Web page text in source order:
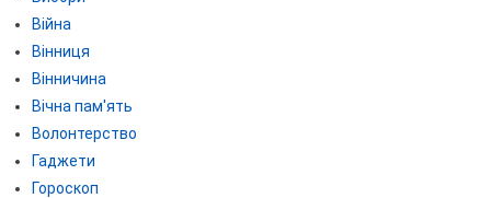
Війна
Вінниця
Вінничина
Вічна пам'ять
Волонтерство
Гаджети
Гороскоп